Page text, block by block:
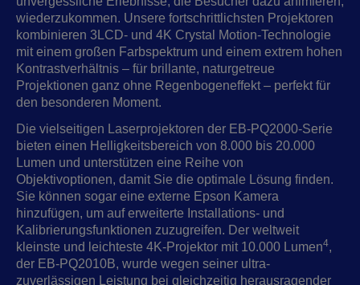
wiederzukommen. Unsere fortschrittlichsten Projektoren
kombinieren 3LCD- und 4K Crystal Motion-Technologie
mit einem großen Farbspektrum und einem extrem hohen
Kontrastverhältnis – für brillante, naturgetreue
Projektionen ganz ohne Regenbogeneffekt ‒ perfekt für
den besonderen Moment.
Die vielseitigen Laserprojektoren der EB-PQ2000-Serie
bieten einen Helligkeitsbereich von 8.000 bis 20.000
Lumen und unterstützen eine Reihe von
Objektivoptionen, damit Sie die optimale Lösung finden.
Sie können sogar eine externe Epson Kamera
hinzufügen, um auf erweiterte Installations- und
Kalibrierungsfunktionen zuzugreifen. Der weltweit
kleinste und leichteste 4K-Projektor mit 10.000 Lumen4,
der EB-PQ2010B, wurde wegen seiner ultra-
zuverlässigen Leistung bei gleichzeitig herausragender